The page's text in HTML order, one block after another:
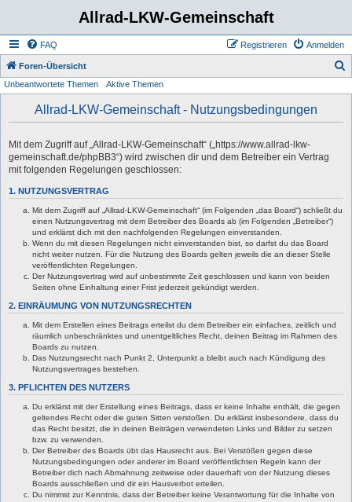
Allrad-LKW-Gemeinschaft
FAQ Anmelden
Registrieren
Foren-Übersicht
Unbeantwortete Themen Aktive Themen
Allrad-LKW-Gemeinschaft - Nutzungsbedingungen
Mit dem Zugriff auf „Allrad-LKW-Gemeinschaft“ („https://www.allrad-lkw-
gemeinschaft.de/phpBB3“) wird zwischen dir und dem Betreiber ein Vertrag
mit folgenden Regelungen geschlossen:
1. NUTZUNGSVERTRAG
Mit dem Zugriff auf „Allrad-LKW-Gemeinschaft“ (im Folgenden „das Board“) schließt du
einen Nutzungsvertrag mit dem Betreiber des Boards ab (im Folgenden „Betreiber“)
und erklärst dich mit den nachfolgenden Regelungen einverstanden.
Wenn du mit diesen Regelungen nicht einverstanden bist, so darfst du das Board
nicht weiter nutzen. Für die Nutzung des Boards gelten jeweils die an dieser Stelle
veröffentlichten Regelungen.
Der Nutzungsvertrag wird auf unbestimmte Zeit geschlossen und kann von beiden
Seiten ohne Einhaltung einer Frist jederzeit gekündigt werden.
2. EINRÄUMUNG VON NUTZUNGSRECHTEN
Mit dem Erstellen eines Beitrags erteilst du dem Betreiber ein einfaches, zeitlich und
räumlich unbeschränktes und unentgeltliches Recht, deinen Beitrag im Rahmen des
Boards zu nutzen.
Das Nutzungsrecht nach Punkt 2, Unterpunkt a bleibt auch nach Kündigung des
Nutzungsvertrages bestehen.
3. PFLICHTEN DES NUTZERS
Du erklärst mit der Erstellung eines Beitrags, dass er keine Inhalte enthält, die gegen
geltendes Recht oder die guten Sitten verstoßen. Du erklärst insbesondere, dass du
das Recht besitzt, die in deinen Beiträgen verwendeten Links und Bilder zu setzen
bzw. zu verwenden.
Der Betreiber des Boards übt das Hausrecht aus. Bei Verstößen gegen diese
Nutzungsbedingungen oder anderer im Board veröffentlichten Regeln kann der
Betreiber dich nach Abmahnung zeitweise oder dauerhaft von der Nutzung dieses
Boards ausschließen und dir ein Hausverbot erteilen.
Du nimmst zur Kenntnis, dass der Betreiber keine Verantwortung für die Inhalte von